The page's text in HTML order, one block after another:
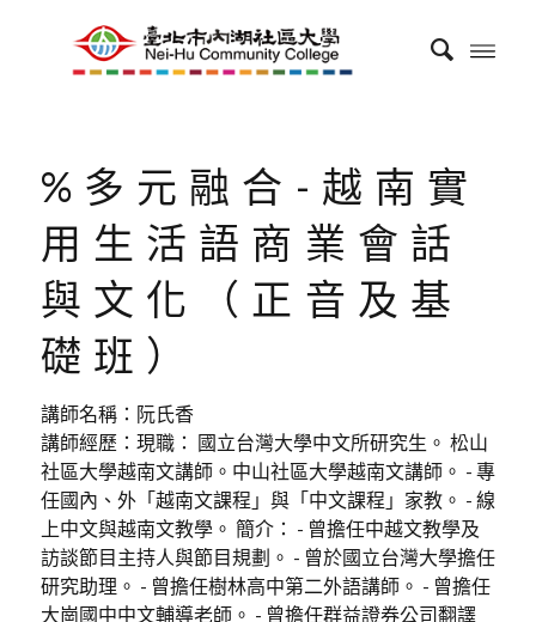
%多元融合-越南實
用生活語商業會話
與文化（正音及基
礎班）
講師名稱：阮氏香
講師經歷：現職： 國立台灣大學中文所研究生。 松山
社區大學越南文講師。中山社區大學越南文講師。 - 專
任國內、外「越南文課程」與「中文課程」家教。 - 線
上中文與越南文教學。 簡介： - 曾擔任中越文教學及
訪談節目主持人與節目規劃。 - 曾於國立台灣大學擔任
研究助理。 - 曾擔任樹林高中第二外語講師。 - 曾擔任
大崗國中中文輔導老師。 - 曾擔任群益證券公司翻譯